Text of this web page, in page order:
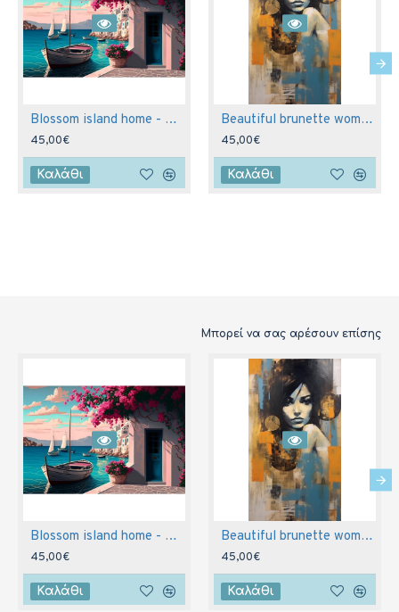
Blossom island home - Πίνακας σε καμβά
45,00€
Καλάθι
Beautiful brunette woman - Πίνακας σε καμβά
45,00€
Καλάθι
Μπορεί να σας αρέσουν επίσης
Blossom island home - Πίνακας σε καμβά
45,00€
Καλάθι
Beautiful brunette woman - Πίνακας σε καμβά
45,00€
Καλάθι